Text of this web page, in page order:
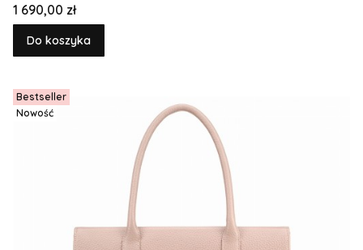
Cena
1 690,00 zł
Do koszyka
Bestseller
Nowość